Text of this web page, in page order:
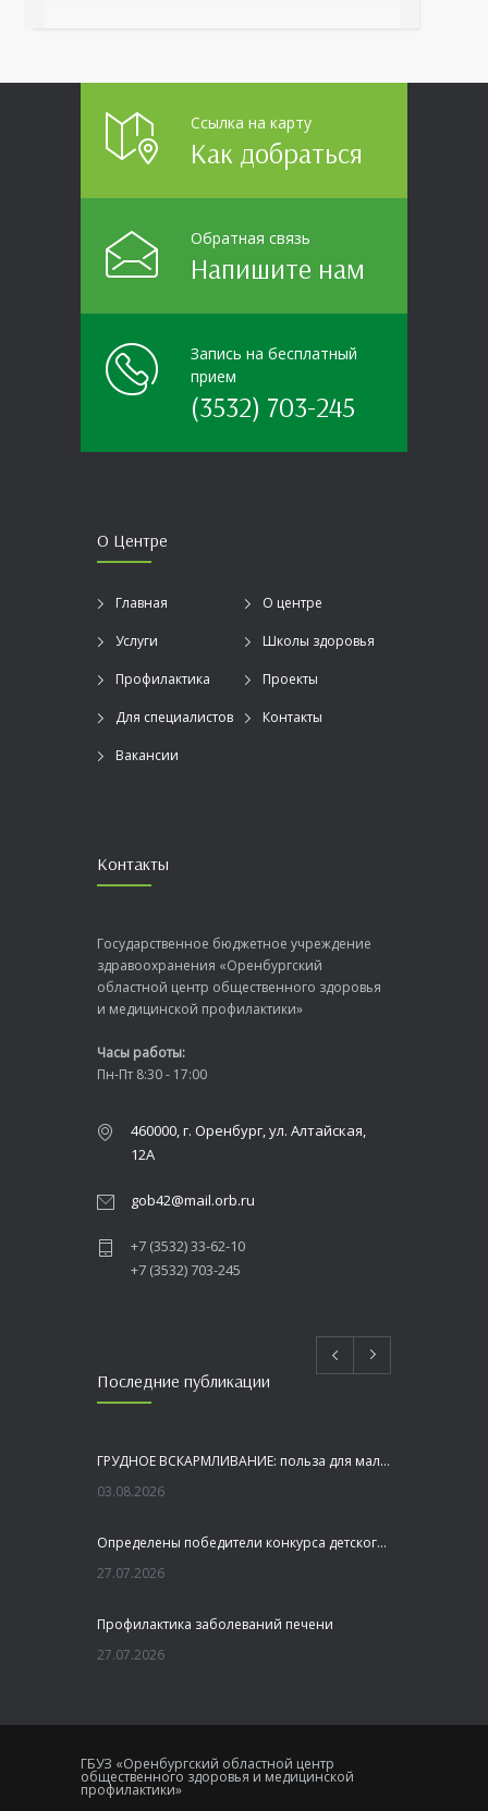
Ссылка на карту
Как добраться
Обратная связь
Напишите нам
Запись на бесплатный
прием
(3532) 703-245
О Центре
Главная О центре
Услуги Школы здоровья
Профилактика Проекты
Для специалистов Контакты
Вакансии
Контакты
Государственное бюджетное учреждение
здравоохранения «Оренбургский
областной центр общественного здоровья
и медицинской профилактики»
Часы работы:
Пн-Пт 8:30 - 17:00
460000, г. Оренбург, ул. Алтайская,
12А
gob42@mail.orb.ru
+7 (3532) 33-62-10
+7 (3532) 703-245
Последние публикации
ГРУДНОЕ ВСКАРМЛИВАНИЕ: польза для малыша и мамы
03.08.2026
Определены победители конкурса детского рисунка «Я шагаю по Оренбуржью»
27.07.2026
Профилактика заболеваний печени
27.07.2026
Как сохранить здоровье головного мозга
ГБУЗ «Оренбургский областной центр
общественного здоровья и медицинской
профилактики»